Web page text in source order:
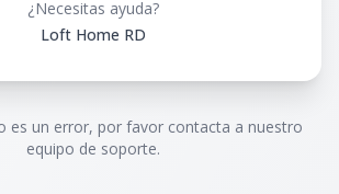
¿Necesitas ayuda?
Loft Home RD
es un error, por favor contacta a nuestro
equipo de soporte.